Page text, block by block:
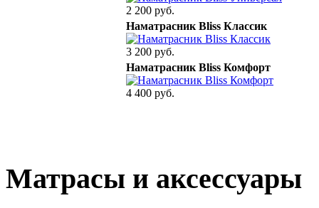
2 200 руб.
Наматрасник Bliss Классик
3 200 руб.
Наматрасник Bliss Комфорт
4 400 руб.
Матрасы и аксессуары